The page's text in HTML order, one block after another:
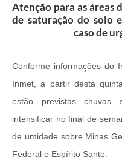
Atenção para as áreas
de saturação do solo
caso de
Conforme informações do
Inmet, a partir desta
estão previstas chuvas
intensificar no final de
de umidade sobre Minas
Federal e Espírito Santo.